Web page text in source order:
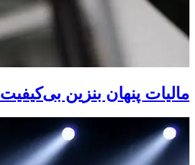
مالیات پنهان بنزین بی‌کیفیت